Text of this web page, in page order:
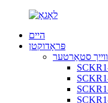
היים
פּראָדוקטן
ווייך סטאַרטער